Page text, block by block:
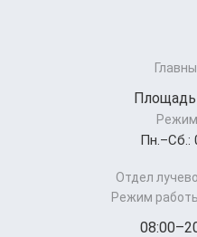
Площадь
Пн.–Cб.:
Отдел
Режим